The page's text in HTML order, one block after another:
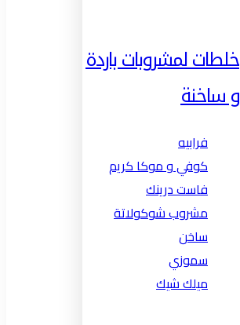
خلطات لمشروبات باردة
و ساخنة
فرابيه
كوفي و موكا كريم
فاست درينك
مشروب شوكولاتة
ساخن
سموزي
ميلك شيك